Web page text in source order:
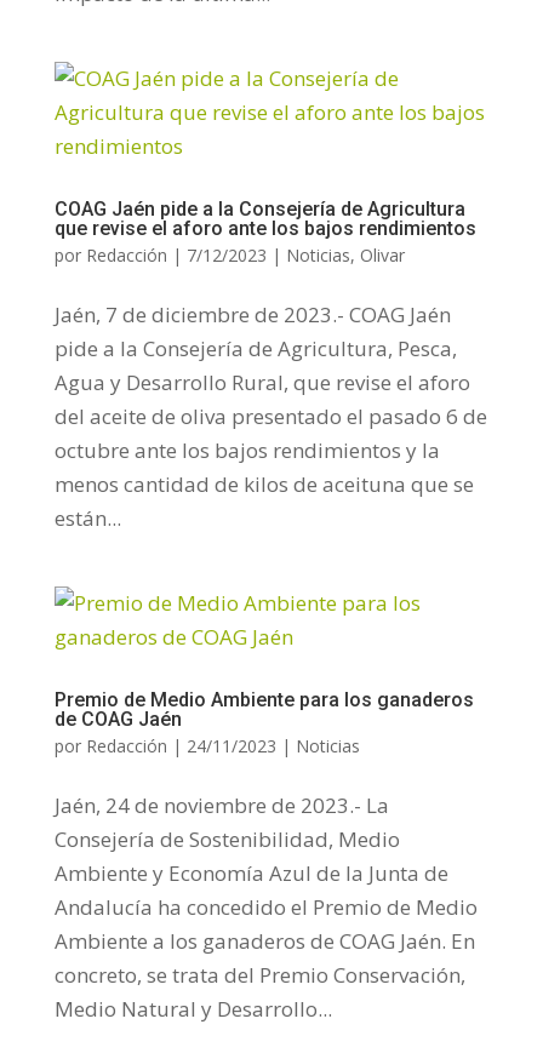
COAG Jaén pide a la Consejería de Agricultura
que revise el aforo ante los bajos rendimientos
por Redacción | 7/12/2023 | Noticias, Olivar
Jaén, 7 de diciembre de 2023.- COAG Jaén
pide a la Consejería de Agricultura, Pesca,
Agua y Desarrollo Rural, que revise el aforo
del aceite de oliva presentado el pasado 6 de
octubre ante los bajos rendimientos y la
menos cantidad de kilos de aceituna que se
están...
Premio de Medio Ambiente para los ganaderos
de COAG Jaén
por Redacción | 24/11/2023 | Noticias
Jaén, 24 de noviembre de 2023.- La
Consejería de Sostenibilidad, Medio
Ambiente y Economía Azul de la Junta de
Andalucía ha concedido el Premio de Medio
Ambiente a los ganaderos de COAG Jaén. En
concreto, se trata del Premio Conservación,
Medio Natural y Desarrollo...